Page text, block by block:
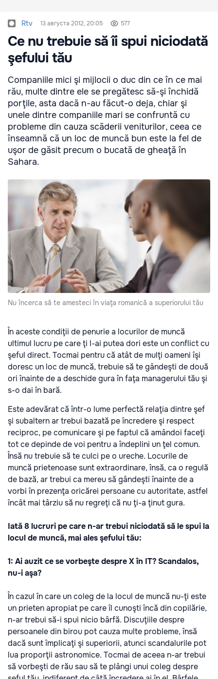
Rtv 13 августа 2012, 20:05 577
Ce nu trebuie să îi spui niciodată
şefului tău
Companiile mici şi mijlocii o duc din ce în ce mai
rău, multe dintre ele se pregătesc să-şi închidă
porţile, asta dacă n-au făcut-o deja, chiar şi
unele dintre companiile mari se confruntă cu
probleme din cauza scăderii veniturilor, ceea ce
înseamnă că un loc de muncă bun este la fel de
uşor de găsit precum o bucată de gheaţă în
Sahara.
Nu încerca să te amesteci în viaţa romanică a superiorului tău
În aceste condiţii de penurie a locurilor de muncă
ultimul lucru pe care ţi l-ai putea dori este un conflict cu
şeful direct. Tocmai pentru că atât de mulţi oameni îşi
doresc un loc de muncă, trebuie să te gândeşti de două
ori înainte de a deschide gura în faţa managerului tău şi
s-o dai în bară.
Este adevărat că într-o lume perfectă relaţia dintre şef
şi subaltern ar trebui bazată pe încredere şi respect
reciproc, pe comunicare şi pe faptul că amândoi faceţi
tot ce depinde de voi pentru a îndeplini un ţel comun.
Însă nu trebuie să te culci pe o ureche. Locurile de
muncă prietenoase sunt extraordinare, însă, ca o regulă
de bază, ar trebui ca mereu să gândeşti înainte de a
vorbi în prezenţa oricărei persoane cu autoritate, astfel
încât mai târziu să nu regreţi că nu ţi-a ţinut gura.
Iată 8 lucruri pe care n-ar trebui niciodată să le spui la
locul de muncă, mai ales şefului tău:
1: Ai auzit ce se vorbeşte despre X în IT? Scandalos,
nu-i aşa?
În cazul în care un coleg de la locul de muncă nu-ţi este
un prieten apropiat pe care îl cunoşti încă din copilărie,
n-ar trebui să-i spui nicio bârfă. Discuţiile despre
persoanele din birou pot cauza multe probleme, însă
dacă sunt împlicaţi şi superiorii, atunci scandalurile pot
lua proporţii astronomice. Tocmai de aceea n-ar trebui
să vorbeşti de rău sau să te plângi unui coleg despre